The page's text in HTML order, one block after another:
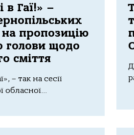
в Гаї!» –
на пропозицію
голови щодо
сміття
– так на сесії
обласної...